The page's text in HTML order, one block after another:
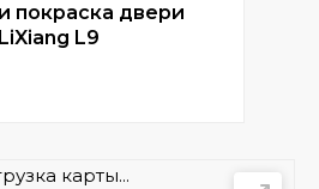
покраска двери
LiXiang L9
карты...